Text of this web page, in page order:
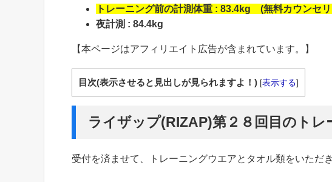
トレーニング前の計測体重 : 83.4kg (無料カウンセ
夜計測 : 84.4kg
【本ページはアフィリエイト広告が含まれています。】
目次(表示させると見出しが見られますよ！) [表示する]
ライザップ(RIZAP)第２８回目のトレ
受付を済ませて、トレーニングウエアとタオル類をいただ